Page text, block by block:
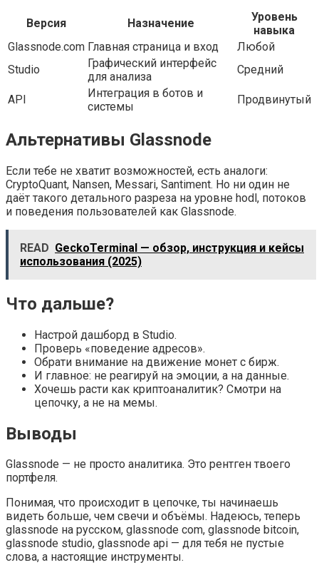
Версия Назначение
Уровень
навыка
Glassnode.com Главная страница и вход
Любой
Studio
Графический интерфейс
для анализа
Средний
API
Интеграция в ботов и
системы
Продвинутый
Альтернативы Glassnode
Если тебе не хватит возможностей, есть аналоги:
CryptoQuant, Nansen, Messari, Santiment. Но ни один не
даёт такого детального разреза на уровне hodl, потоков
и поведения пользователей как Glassnode.
READ GeckoTerminal — обзор, инструкция и кейсы
использования (2025)
Что дальше?
Настрой дашборд в Studio.
Проверь «поведение адресов».
Обрати внимание на движение монет с бирж.
И главное: не реагируй на эмоции, а на данные.
Хочешь расти как криптоаналитик? Смотри на
цепочку, а не на мемы.
Выводы
Glassnode — не просто аналитика. Это рентген твоего
портфеля.
Понимая, что происходит в цепочке, ты начинаешь
видеть больше, чем свечи и объёмы. Надеюсь, теперь
glassnode на русском, glassnode com, glassnode bitcoin,
glassnode studio, glassnode api — для тебя не пустые
слова, а настоящие инструменты.